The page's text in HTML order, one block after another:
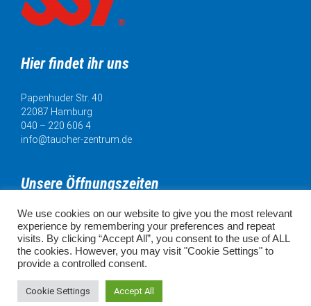
Hier findet ihr uns
Papenhuder Str. 40
22087 Hamburg
040 – 220 606 4
info@taucher-zentrum.de
Unsere Öffnungszeiten
Mo. 11:00 - 18:00 Uhr
Di. 11:00 - 20:00 Uhr
Mi. 11:00 - 18:00 Uhr
Do. 11:00 - 18:00 Uhr
Fr. 11:00 - 18:00 Uhr
We use cookies on our website to give you the most relevant
experience by remembering your preferences and repeat
visits. By clicking “Accept All”, you consent to the use of ALL
the cookies. However, you may visit "Cookie Settings" to
provide a controlled consent.
Cookie Settings Accept All